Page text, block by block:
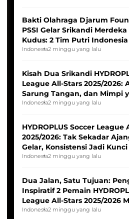
Bakti Olahraga Djarum
PSSI Gelar Srikandi
Kudus: 2 Tim Putri
Tim Asia
Indonesia2 minggu yang lalu
Kisah Dua Srikandi
League All-Stars 2025/2026:
Sarung Tangan, dan Mimpi
Pernah Padam
Indonesia2 minggu yang lalu
HYDROPLUS Soccer League
2025/2026: Tak Sekadar
Gelar, Konsistensi Jadi
Indonesia2 minggu yang lalu
Dua Jalan, Satu Tujuan:
Inspiratif 2 Pemain
League All-Stars 2025/2026
Seleksi Timnas Indonesia
Indonesia2 minggu yang lalu